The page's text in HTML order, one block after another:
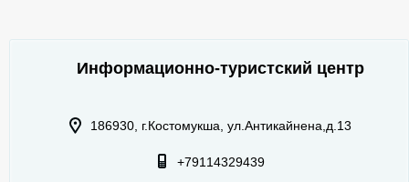
Информационно-туристский центр
186930, г.Костомукша, ул.Антикайнена,д.13
+79114329439